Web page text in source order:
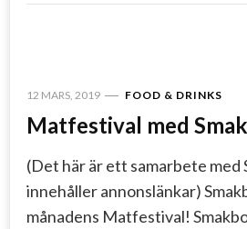
12 MARS, 2019 FOOD & DRINKS
Matfestival med
(Det här är ett samarbete med
innehåller annonslänkar)
månadens Matfestival!